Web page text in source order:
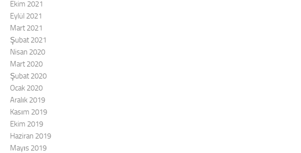
Ekim 2021
Eylül 2021
Mart 2021
Şubat 2021
Nisan 2020
Mart 2020
Şubat 2020
Ocak 2020
Aralık 2019
Kasım 2019
Ekim 2019
Haziran 2019
Mayıs 2019